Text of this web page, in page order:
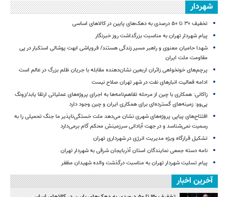
شهردار
تخفیف ۳۰ تا ۵۰ درصدی به دهک‌های پایین در کالاهای اساسی
پیام شهردار تهران به مناسبت بزرگداشت روز خبرنگار
شهدا حامیان معنوی و راهبر مسیر زندگی هستند/ فروپاشی ابهت پوشالی استکبار در پی
مقاومت ملت ایران
پرچم‌های خونخواهی زائران اربعین نشان‌دهنده مقابله با جریان ظلم بزرگ در عالم است
ادامه فعالیت انبارهای نفت در شهر تهران صلاح نیست
زاکانی: همکاری با چین از مرحله تفاهم‌نامه‌ها به اجرای پروژه‌های عملیاتی ارتقا یابد/زونگ
پی‌وو: زمینه‌های گسترده‌ای برای همکاری ایران و چین وجود دارد
افتتاح‌های پیاپی پروژه‌های شهری نشان می‌دهد ملت خستگی‌ناپذیر ما جنگ تحمیلی را به
رسمیت نمی‌شناسد و در جهت آبادانی سرزمینش محکم گام برمی‌دارد
تشکیل قرارگاه ویژه مدیریت انرژی در شهرداری تهران
نامه دسته جمعی نمایندگان استان آذربایجان شرقی به شهردار تهران
پیام تسلیت شهردار تهران به مناسبت درگذشت والده شهیدان مظفر
آخرین اخبار